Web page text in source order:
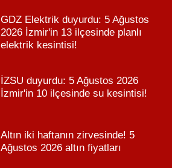
GDZ Elektrik duyurdu: 5 Ağustos
2026 İzmir'in 13 ilçesinde planlı
elektrik kesintisi!
İZSU duyurdu: 5 Ağustos 2026
İzmir'in 10 ilçesinde su kesintisi!
Altın iki haftanın zirvesinde! 5
Ağustos 2026 altın fiyatları